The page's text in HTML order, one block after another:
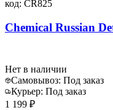
код: CR825
Chemical Russian
Нет в наличии
Самовывоз: Под заказ
Курьер: Под заказ
1 199 ₽